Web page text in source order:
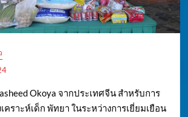
Okoya จากประเทศจีน สำหรับการ
ราะห์เด็ก พัทยา ในระหว่างการเยี่ยมเยือน